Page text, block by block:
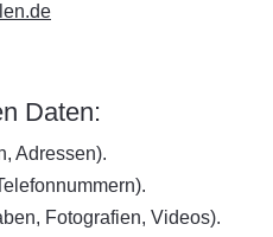
Daten:
Adressen).
Fotografien, Videos).